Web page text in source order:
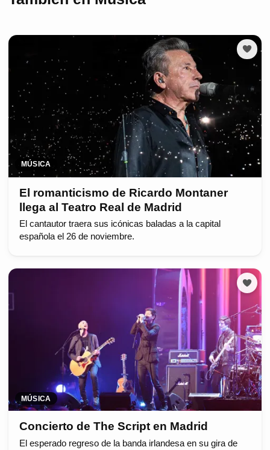
MÚSICA
El romanticismo de Ricardo Montaner
llega al Teatro Real de Madrid
El cantautor traera sus icónicas baladas a la capital
española el 26 de noviembre.
MÚSICA
Concierto de The Script en Madrid
El esperado regreso de la banda irlandesa en su gira de